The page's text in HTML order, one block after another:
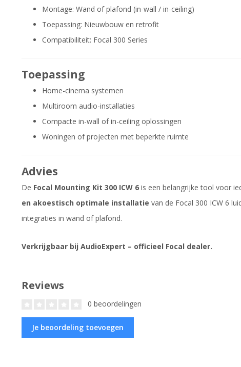
Montage: Wand of plafond (in-wall / in-ceiling)
Toepassing: Nieuwbouw en retrofit
Compatibiliteit: Focal 300 Series
Toepassing
Home-cinema systemen
Multiroom audio-installaties
Compacte in-wall of in-ceiling oplossingen
Woningen of projecten met beperkte ruimte
Advies
De Focal Mounting Kit 300 ICW 6 is een belangrijke tool voor
en akoestisch optimale installatie van de Focal 300 ICW 6
integraties in wand of plafond.
Verkrijgbaar bij AudioExpert – officieel Focal dealer.
Reviews
0 beoordelingen
Je beoordeling toevoegen